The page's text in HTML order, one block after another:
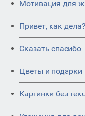
Мотивация для
Привет, как дела?
Сказать спасибо
Цветы и подарки
Картинки без